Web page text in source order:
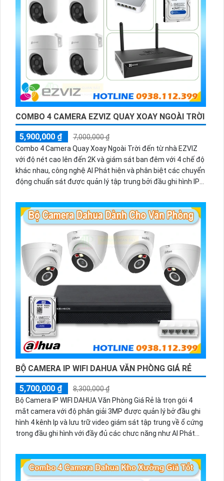
COMBO 4 CAMERA EZVIZ QUAY XOAY NGOÀI TRỜI
5,900,000 ₫
7,000,000 ₫
Combo 4 Camera Quay Xoay Ngoài Trời đến từ nhà EZVIZ
với độ nét cao lên đến 2K và giám sát ban đêm với 4 chế độ
khác nhau, công nghệ AI Phát hiện và phân biệt các chuyển
động chuẩn sát được quản lý tập trung bởi đầu ghi hình IP
BỘ CAMERA IP WIFI DAHUA VĂN PHÒNG GIÁ RẺ
5,700,000 ₫
8,300,000 ₫
Bộ Camera IP WIFI DAHUA Văn Phòng Giá Rẻ là trọn gói 4
mắt camera với độ phân giải 3MP được quản lý bở đầu ghi
hình 4 kênh Ip và lưu trữ video giám sát tập trung về ổ cứng
trong đầu ghi hình với đầy đủ các chưc năng như AI Phát
có màu vào ban đêm